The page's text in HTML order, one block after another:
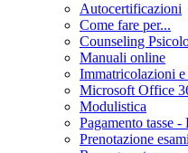
Autocertificazioni
Come fare per...
Counseling
Manuali online
Immatricolazioni
Microsoft Office
Modulistica
Pagamento tasse -
Prenotazione